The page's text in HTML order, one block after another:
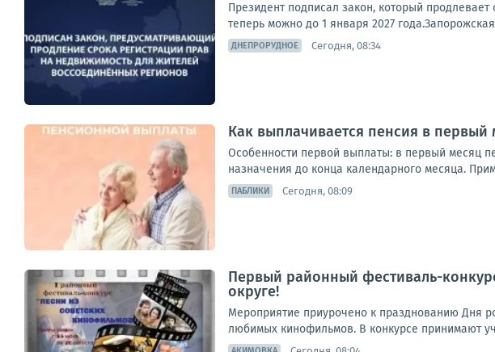
Президент подписал закон, который
теперь можно до 1 января 2027
ДНЕПРОРУДНОЕ Сегодня, 08:34
Как выплачивается пенсия в
Особенности первой выплаты: в первый месяц
назначения до конца календарного месяца.
ПАБЛИКИ Сегодня, 08:09
Первый районный фестиваль-
округе!
Мероприятие приурочено к празднованию Дня
любимых кинофильмов. В конкурсе принимают